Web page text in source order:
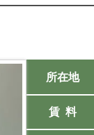
所在地
賃 料